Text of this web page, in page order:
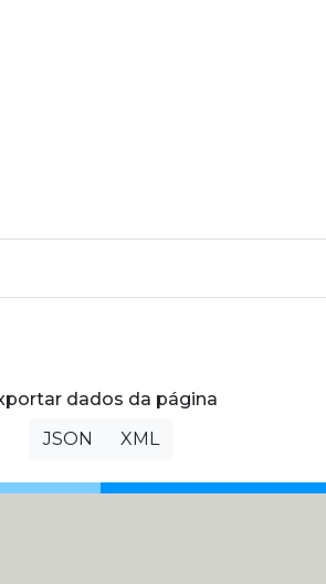
dados da página
JSON
XML